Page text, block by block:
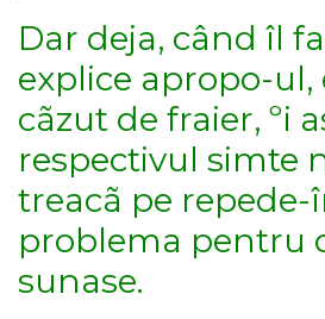
Dar deja, când îl
explice apropo-ul,
cãzut de fraier, ºi
respectivul simte
treacã pe repede-
problema pentru
sunase.